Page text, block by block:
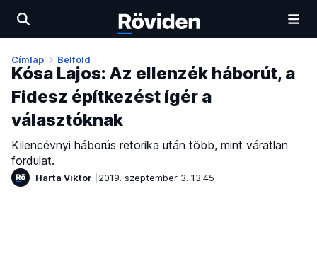
Címlap Belföld
Kósa Lajos: Az ellenzék háborút, a
Fidesz építkezést ígér a
választóknak
Kilencévnyi háborús retorika után több, mint váratlan
fordulat.
Harta Viktor 2019. szeptember 3. 13:45